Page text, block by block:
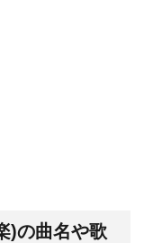
)の曲名や歌